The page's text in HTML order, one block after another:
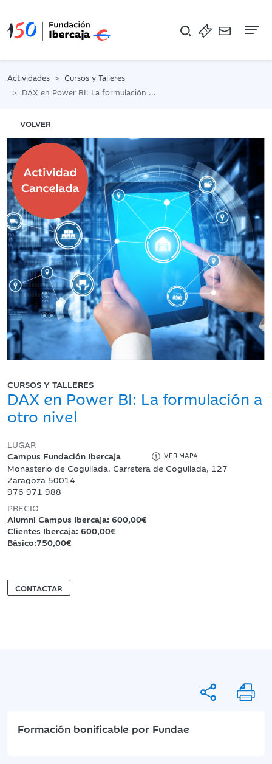
Actividades
Cursos y Talleres
DAX en Power BI: La formulación a otro nivel
VOLVER
CURSOS Y TALLERES
DAX en Power BI: La formulación a
otro nivel
LUGAR
Campus Fundación Ibercaja
VER MAPA
Monasterio de Cogullada. Carretera de Cogullada, 127
Zaragoza 50014
976 971 988
PRECIO
Alumni Campus Ibercaja: 600,00€
Clientes Ibercaja: 600,00€
Básico:750,00€
CONTACTAR
Formación bonificable por Fundae